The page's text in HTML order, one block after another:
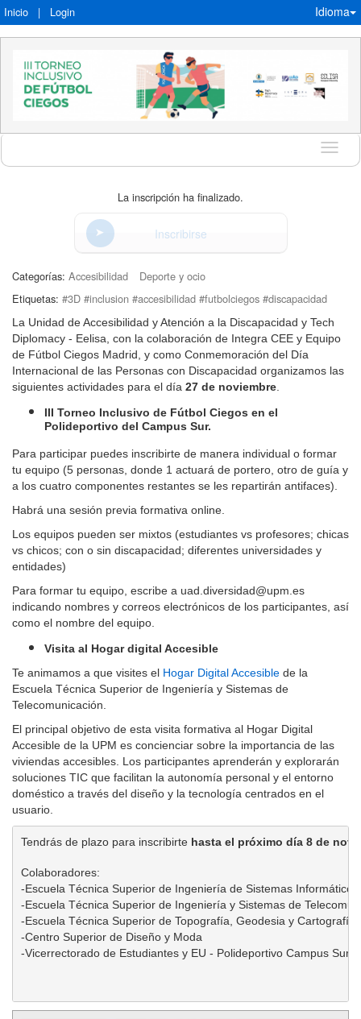
Inicio | Login Idioma
Idioma
La inscripción ha finalizado.
Inscribirse
Categorías: Accesibilidad
Deporte y ocio
Etiquetas: #3D #inclusion #accesibilidad #futbolciegos #discapacidad
La Unidad de Accesibilidad y Atención a la Discapacidad y Tech
Diplomacy - Eelisa, con la colaboración de Integra CEE y Equipo
de Fútbol Ciegos Madrid, y como Conmemoración del Día
Internacional de las Personas con Discapacidad organizamos las
siguientes actividades para el día 27 de noviembre
III Torneo Inclusivo de Fútbol Ciegos en el
Polideportivo del Campus Sur.
Para participar puedes inscribirte de manera individual o formar
tu equipo (5 personas, donde 1 actuará de portero, otro de guía y
a los cuatro componentes restantes se les repartirán antifaces).
Habrá una sesión previa formativa online.
Los equipos pueden ser mixtos (estudiantes vs profesores; chicas
vs chicos; con o sin discapacidad; diferentes universidades y
entidades)
Para formar tu equipo, escribe a uad.diversidad@upm.es
indicando nombres y correos electrónicos de los participantes, así
como el nombre del equipo.
Visita al Hogar digital Accesible
Te animamos a que visites el Hogar Digital Accesible de la
Escuela Técnica Superior de Ingeniería y Sistemas de
Telecomunicación.
El principal objetivo de esta visita formativa al Hogar Digital
Accesible de la UPM es concienciar sobre la importancia de las
viviendas accesibles. Los participantes aprenderán y explorarán
soluciones TIC que facilitan la autonomía personal y el entorno
doméstico a través del diseño y la tecnología centrados en el
usuario.
Tendrás de plazo para inscribirte hasta el próximo día 8 de
Colaboradores:
-Escuela Técnica Superior de Ingeniería de Sistemas Informáticos
-Escuela Técnica Superior de Ingeniería y Sistemas de
-Escuela Técnica Superior de Topografía, Geodesia y Cartografía
-Centro Superior de Diseño y Moda
-Vicerrectorado de Estudiantes y EU - Polideportivo Campus Sur